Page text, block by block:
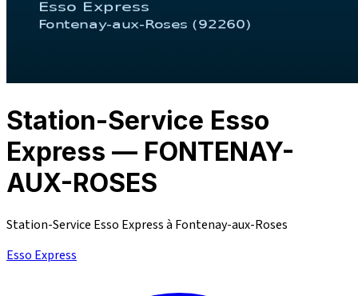
Station-Service Esso
Express — FONTENAY-
AUX-ROSES
Station-Service Esso Express à Fontenay-aux-Roses
Esso Express